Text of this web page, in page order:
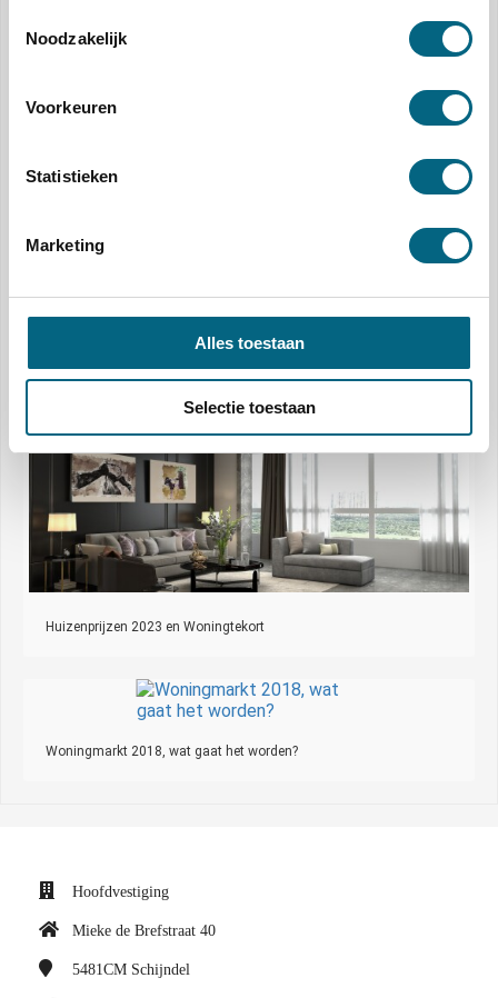
Noodzakelijk
Voorkeuren
Statistieken
Marketing
Alles toestaan
Selectie toestaan
Verwachting Huizenprijzen 2023
Huizenprijzen 2023 en Woningtekort
Woningmarkt 2018, wat gaat het worden?
Hoofdvestiging
Mieke de Brefstraat 40
5481CM Schijndel